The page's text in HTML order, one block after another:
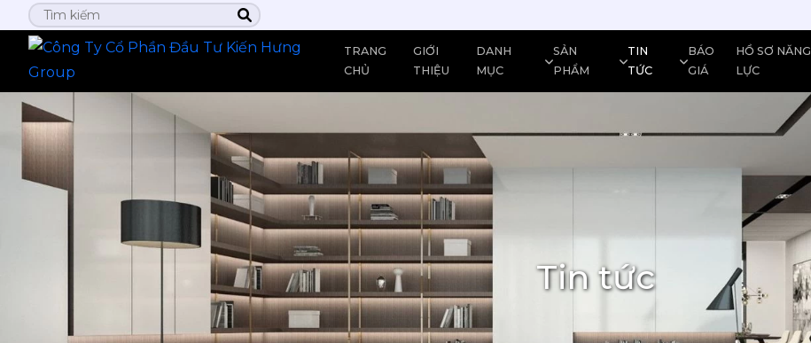
TRANG
CHỦ
GIỚI
THIỆU
DANH
MỤC
SẢN
PHẨM
TIN
TỨC
BÁO
GIÁ
HỒ SƠ NĂNG
LỰC
Tin tức